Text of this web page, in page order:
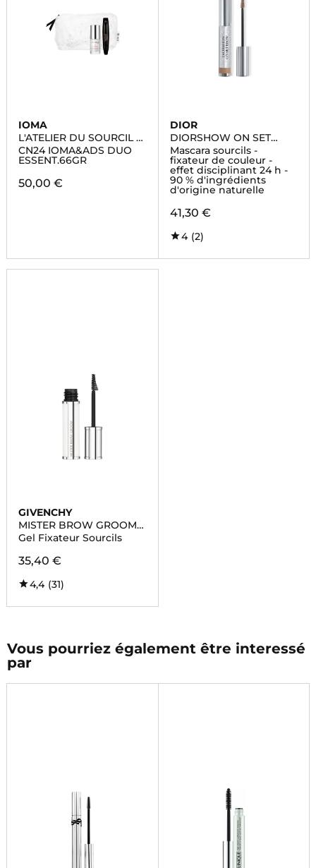
IOMA
L'ATELIER DU SOURCIL X
IOMA PARIS
CN24 IOMA&ADS DUO
ESSENT.66GR
50,00 €
DIOR
DIORSHOW ON SET
BROW
Mascara sourcils -
fixateur de couleur -
effet disciplinant 24 h -
90 % d'ingrédients
d'origine naturelle
41,30 €
4 (2)
GIVENCHY
MISTER BROW GROOM
MASCARA SOURCILS
Gel Fixateur Sourcils
35,40 €
4,4 (31)
Vous pourriez également être interessé
par